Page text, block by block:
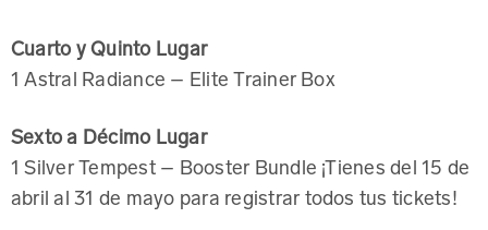
Cuarto y Quinto Lugar
1 Astral Radiance – Elite Trainer Box
Sexto a Décimo Lugar
1 Silver Tempest – Booster Bundle ¡Tienes del 15 de
abril al 31 de mayo para registrar todos tus tickets!